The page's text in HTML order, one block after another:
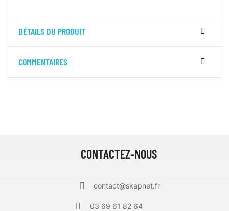
DÉTAILS DU PRODUIT
COMMENTAIRES
CONTACTEZ-NOUS
contact@skapnet.fr
03 69 61 82 64